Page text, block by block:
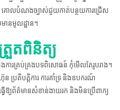
។ គោលបំណងច្បាស់ជួយកាត់បន្ថយការជ្រើស
ានមូលដ្ឋាន។
រួតពិនិត្យ
ារគ្រប់គ្រងបទពិសោធន៍ កុំមើលតែរូបរាង។
ន ប្រតិបត្តិការ ការគាំទ្រ និងឧបករណ៍
ឱ្យព័ត៌មានសំខាន់ងាយរក និងមិនប្រើពាក្យ